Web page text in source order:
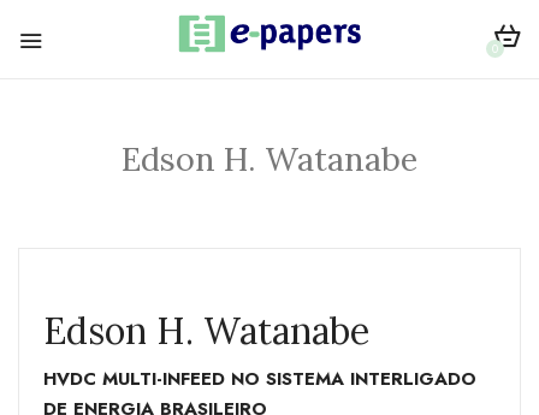
0
Edson H. Watanabe
Edson H. Watanabe
HVDC MULTI-INFEED NO SISTEMA INTERLIGADO
DE ENERGIA BRASILEIRO